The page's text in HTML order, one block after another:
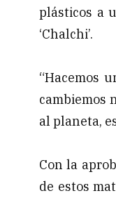
plásticos a
‘Chalchi’.
“Hacemos
cambiemos
al planeta,
Con la
de estos